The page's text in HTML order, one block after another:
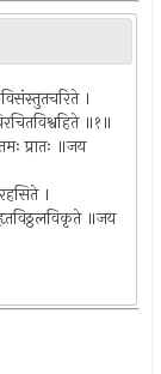
।
॥१॥
प्रातः ॥जय
।
॥जय